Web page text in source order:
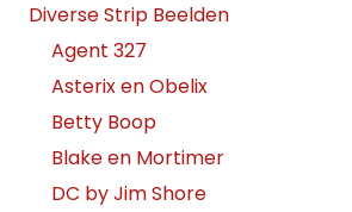
Diverse Strip Beelden
Agent 327
Asterix en Obelix
Betty Boop
Blake en Mortimer
DC by Jim Shore